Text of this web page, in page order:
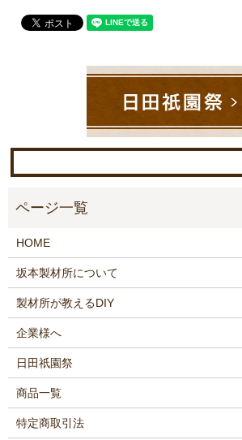
HOME
坂本製材所について
製材所が教えるDIY
企業様へ
日田祇園祭
商品一覧
特定商取引法